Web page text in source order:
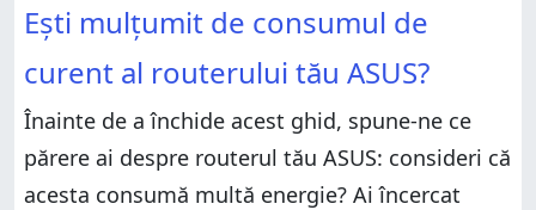
Ești mulțumit de consumul de
curent al routerului tău ASUS?
Înainte de a închide acest ghid, spune-ne ce
părere ai despre routerul tău ASUS: consideri că
acesta consumă multă energie? Ai încercat